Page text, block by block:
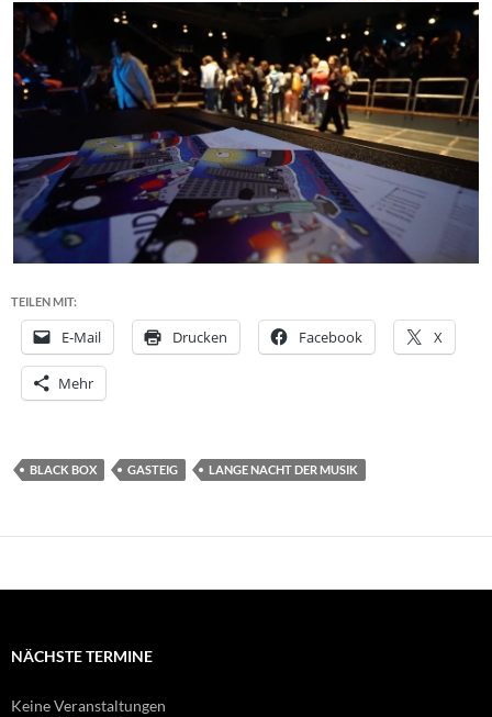
TEILEN MIT:
E-Mail Drucken Facebook X
Mehr
BLACK BOX GASTEIG LANGE NACHT DER MUSIK
NÄCHSTE TERMINE
Keine Veranstaltungen